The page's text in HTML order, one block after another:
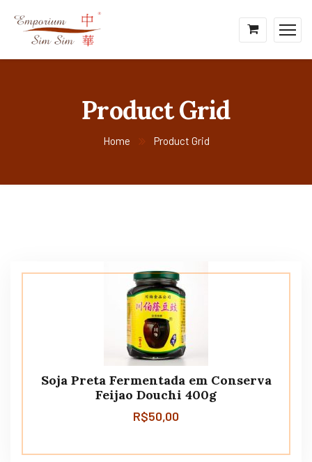
Product Grid
Home Product Grid
Soja Preta Fermentada em Conserva
Feijao Douchi 400g
R$50,00